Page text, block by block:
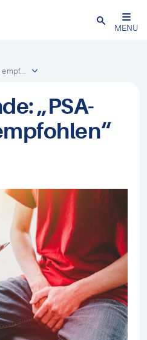
Schließen
MENU
empf...
„PSA-